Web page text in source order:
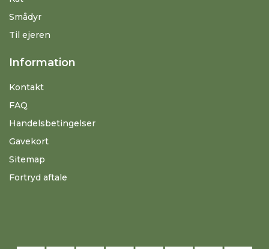
Smådyr
Til ejeren
Information
Kontakt
FAQ
Handelsbetingelser
Gavekort
Sitemap
Fortryd aftale